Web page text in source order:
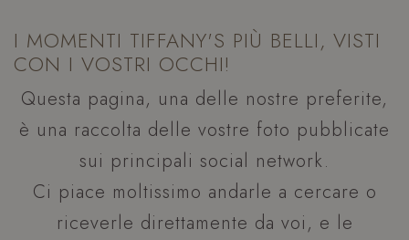
I MOMENTI TIFFANY'S PIÙ BELLI, VISTI
CON I VOSTRI OCCHI!
Questa pagina, una delle nostre preferite,
è una raccolta delle vostre foto pubblicate
sui principali social network.
Ci piace moltissimo andarle a cercare o
riceverle direttamente da voi, e le